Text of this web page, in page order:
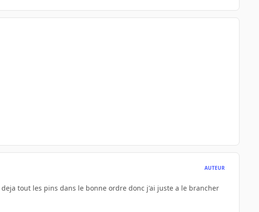
AUTEUR
tout les pins dans le bonne ordre donc j'ai juste a le brancher